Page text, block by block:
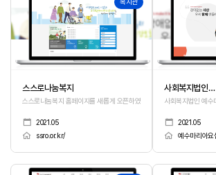
스스로나눔복지
스스로나눔복지 홈페이지를 새롭게 오픈하였습니다.
2021.05
ssro.or.kr/
사회복지법인
예수마리아요
사회복지법인 예
2021.05
예수마리아